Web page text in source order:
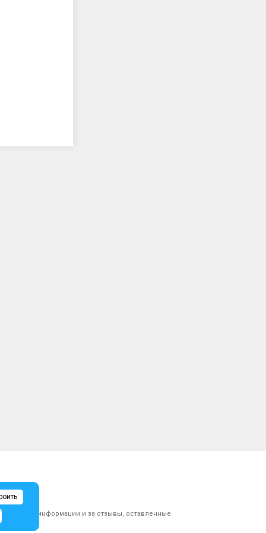
информации и за отзывы, оставленные